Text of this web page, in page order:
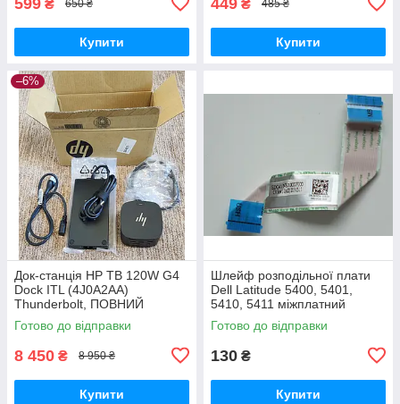
₴ 650 ₴
Купити
₴ 485 ₴
Купити
–6%
Док-станція HP TB 120W G4
Dock ITL (4J0A2AA)
Thunderbolt, ПОВНИЙ
КОМПЛЕКТ
Готово до відправки
8 450 ₴ 8 950 ₴
Купити
Шлейф розподільної плати
Dell Latitude 5400, 5401,
5410, 5411 міжплатний
кабель USH Junction Board,
Б/В Оригінал, 0KPFJH
Готово до відправки
130 ₴
Купити